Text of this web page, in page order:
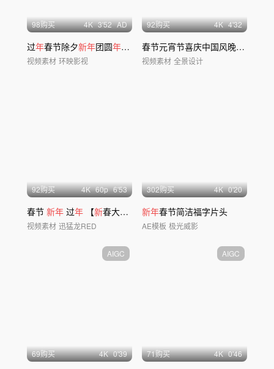
98购买 4K 3'52 AD
过年春节除夕新年团圆年夜饭团圆饭聚餐团聚
视频素材 环映影视
92购买 4K 4'32
春节元宵节喜庆中国风晚会舞台背景
视频素材 全景设计
92购买 4K 60p 6'53
春节 新年 过年 【新春大合集】
视频素材 迅猛龙RED
302购买 4K 0'20
新年春节简洁福字片头
AE模板 极光威影
AIGC
69购买 4K 0'39
AIGC
71购买 4K 0'46